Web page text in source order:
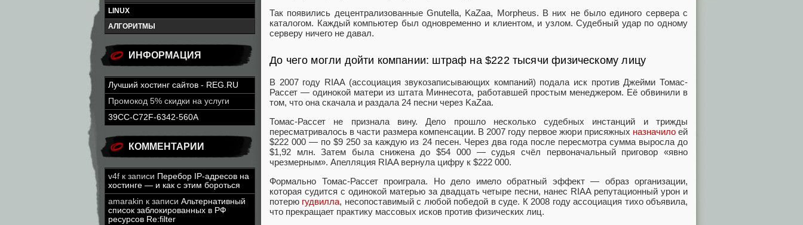
LINUX
АЛГОРИТМЫ
ИНФОРМАЦИЯ
Лучший хостинг сайтов - REG.RU
Промокод 5% скидки на услуги
39CC-C72F-6342-560A
КОММЕНТАРИИ
v4f к записи Перебор IP-адресов на
хостинге — и как с этим бороться
amarakin к записи Альтернативный
список заблокированных в РФ
ресурсов Re:filter
Так появились децентрализованные Gnutella, KaZaa, Morpheus. В них не было единого сервера с
каталогом. Каждый компьютер был одновременно и клиентом, и узлом. Судебный удар по одному
серверу ничего не давал.
До чего могли дойти компании: штраф на $222 тысячи физическому лицу
В 2007 году RIAA (ассоциация звукозаписывающих компаний) подала иск против Джейми Томас-
Рассет — одинокой матери из штата Миннесота, работавшей простым менеджером. Её обвинили в
том, что она скачала и раздала 24 песни через KaZaa.
Томас-Рассет не признала вину. Дело прошло несколько судебных инстанций и трижды
пересматривалось в части размера компенсации. В 2007 году первое жюри присяжных назначилоей
$222 000 — по $9 250 за каждую из 24 песен. Через два года после пересмотра сумма выросла до
$1,92 млн. Затем была снижена до $54 000 — судья счёл первоначальный приговор «явно
чрезмерным». Апелляция RIAA вернула цифру к $222 000.
Формально Томас-Рассет проиграла. Но дело имело обратный эффект — образ организации,
которая судится с одинокой матерью за двадцать четыре песни, нанес RIAA репутационный урон и
потерю гудвилла, несопоставимый с любой победой в суде. К 2008 году ассоциация тихо объявила,
что прекращает практику массовых исков против физических лиц.